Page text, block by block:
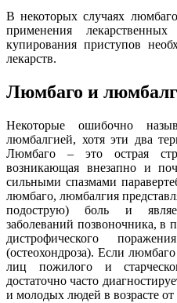
В некоторых случаях
применения
купирования приступов
лекарств.
Люмбаго и
Некоторые ошибочно
люмбалгией, хотя эти два
Люмбаго – это острая
возникающая внезапно и
сильными спазмами
люмбаго, люмбалгия
подострую) боль и
заболеваний позвоночника, в
дистрофического
(остеохондроза). Если
лиц пожилого и
достаточно часто
и молодых людей в возрасте от